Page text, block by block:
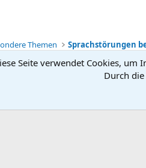
Themen Sprachstörungen
Seite verwendet Cookies,
Durch